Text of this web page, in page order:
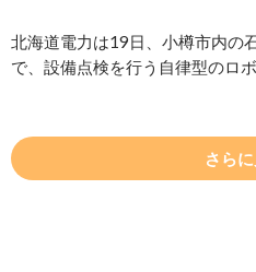
北海道電力は19日、小樽市内の
で、設備点検を行う自律型のロ
さら